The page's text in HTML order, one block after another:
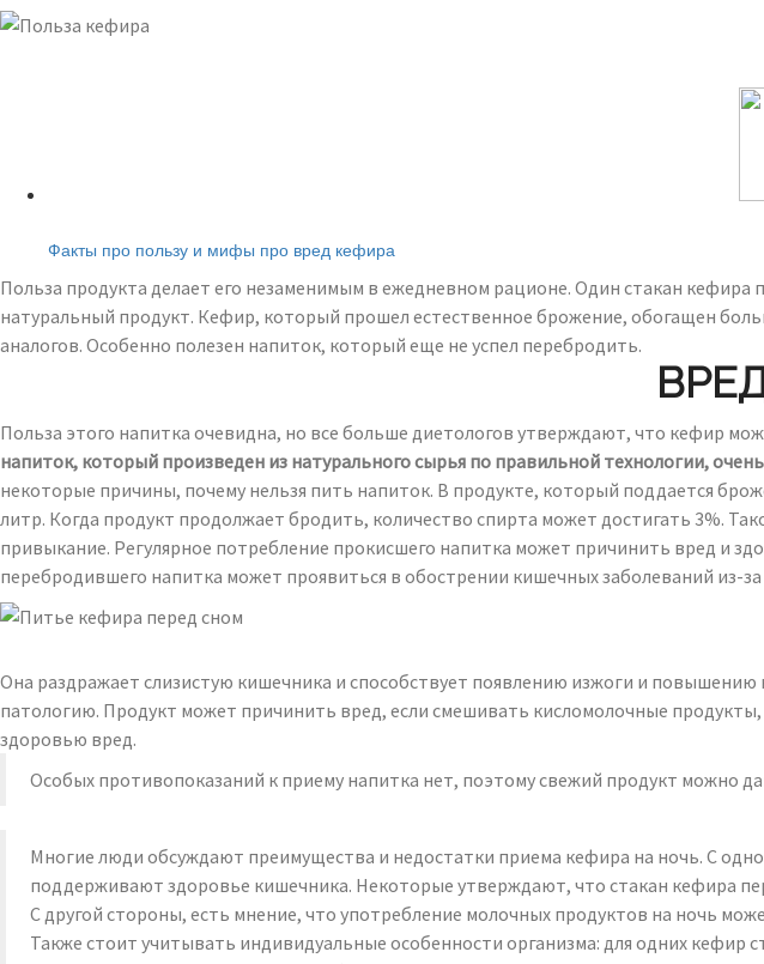
Факты про пользу и мифы про вред кефира
Польза продукта делает его незаменимым в ежедневном рационе. Один стакан
натуральный продукт. Кефир, который прошел естественное брожение, обогащен
аналогов. Особенно полезен напиток, который еще не успел перебродить.
Польза этого напитка очевидна, но все больше диетологов утверждают, что кефир
напиток, который произведен из натурального сырья по правильной технологии,
некоторые причины, почему нельзя пить напиток. В продукте, который поддается
литр. Когда продукт продолжает бродить, количество спирта может достигать 3%.
привыкание. Регулярное потребление прокисшего напитка может причинить вред и
перебродившего напитка может проявиться в обострении кишечных заболеваний из-
Она раздражает слизистую кишечника и способствует появлению изжоги и
патологию. Продукт может причинить вред, если смешивать кисломолочные
здоровью вред.
Особых противопоказаний к приему напитка нет, поэтому свежий продукт можно
Многие люди обсуждают преимущества и недостатки приема кефира на ночь. С
поддерживают здоровье кишечника. Некоторые утверждают, что стакан кефира
С другой стороны, есть мнение, что употребление молочных продуктов на ночь
Также стоит учитывать индивидуальные особенности организма: для одних